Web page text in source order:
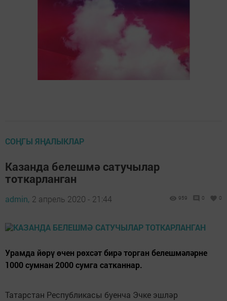
СОҢГЫ ЯҢАЛЫКЛАР
Казанда белешмә сатучылар
тоткарланган
admin, 2 апрель 2020 - 21:44 959 0 0
Урамда йөрү өчен рөхсәт бирә торган белешмәләрне
1000 сумнан 2000 сумга сатканнар.
Татарстан Республикасы буенча Эчке эшләр